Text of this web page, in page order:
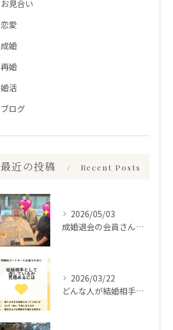
お見合い
恋愛
成婚
再婚
婚活
ブログ
最近の投稿 Recent Posts
2026/05/03
成婚退会の会員さんとお会いして来ました✨
2026/03/22
どんな人が結婚相手だといいのか